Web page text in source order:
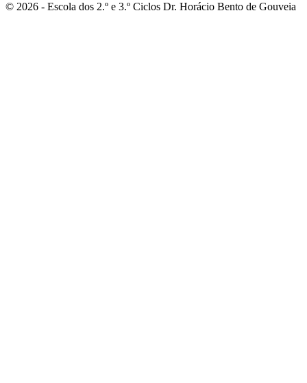
© 2026 - Escola dos 2.º e 3.º Ciclos Dr. Horácio Bento de Gouveia